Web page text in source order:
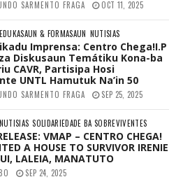
SARMENTO FRAGA OCT 11, 2025
EDUKASAUN & FORMASAUN NUTISIAS
Imprensa: Centro Chega!I.P
Diskusaun Temátiku Kona-ba
CAVR, Partisipa Hosi
UNTL Hamutuk Na’in 50
SARMENTO FRAGA SEP 25, 2025
NUTISIAS SOLIDARIEDADE BA SOBREVIVENTES
VMAP – CENTRO CHEGA!
A HOUSE TO SURVIVOR IRENIE
LALEIA, MANATUTO
SEP 24, 2025